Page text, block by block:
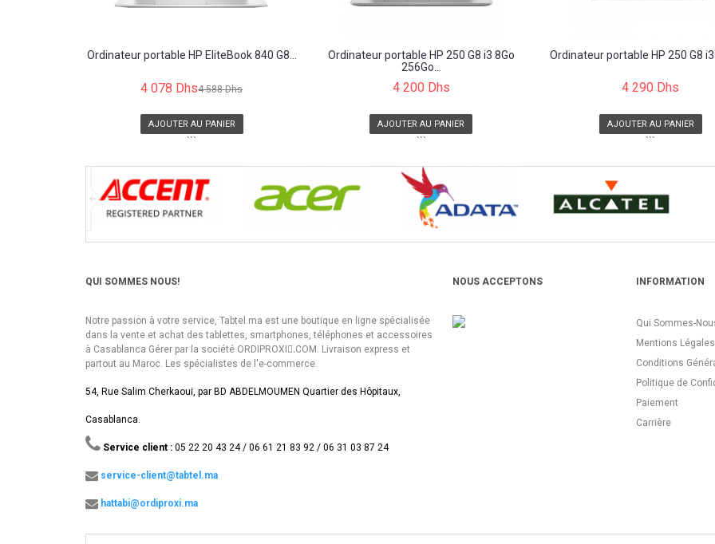
Ordinateur portable HP EliteBook 840 G8...
4 078 Dhs4 588 Dhs
AJOUTER AU PANIER
```
Ordinateur portable HP 250 G8 i3 8Go
256Go...
4 200 Dhs
AJOUTER AU PANIER
```
Ordinateur portable HP 250 G8
4 290 Dhs
AJOUTER AU PANIER
```
QUI SOMMES NOUS!
Notre passion à votre service, Tabtel.ma est une boutique en ligne spécialisée
dans la vente et achat des tablettes, smartphones, téléphones et accessoires
à Casablanca Gérer par la société ORDIPROXI.ِCOM. Livraison express et
partout au Maroc. Les spécialistes de l'e-commerce.
54, Rue Salim Cherkaoui, par BD ABDELMOUMEN Quartier des Hôpitaux,
Casablanca.
Service client : 05 22 20 43 24 / 06 61 21 83 92 / 06 31 03 87 24
service-client@tabtel.ma
hattabi@ordiproxi.ma
NOUS ACCEPTONS INFORMATION
Qui Sommes-
Mentions Légales
Conditions
Politique de
Paiement
Carrière